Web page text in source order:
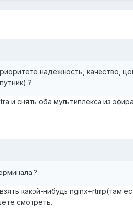
надежность, качество,
?
и снять оба мультиплекса из
?
какой-нибудь nginx+rtmp(там
смотреть.